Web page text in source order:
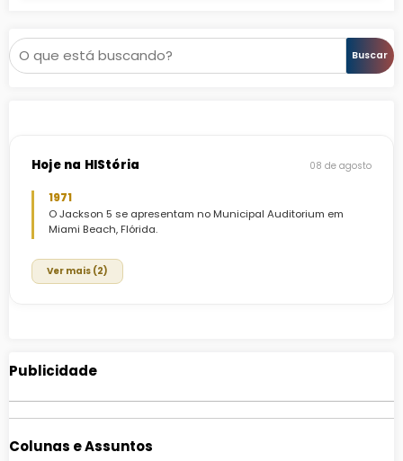
Pesquisar Buscar
Hoje na HIStória 08 de agosto
1971
O Jackson 5 se apresentam no Municipal Auditorium em
Miami Beach, Flórida.
Ver mais (2)
Publicidade
Colunas e Assuntos